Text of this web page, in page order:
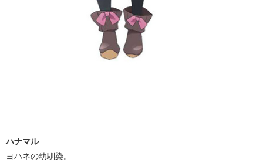
ハナマル
ヨハネの幼馴染。